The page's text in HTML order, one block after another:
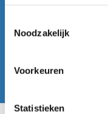
Noodzakelijk
Voorkeuren
Statistieken
Klik op de button